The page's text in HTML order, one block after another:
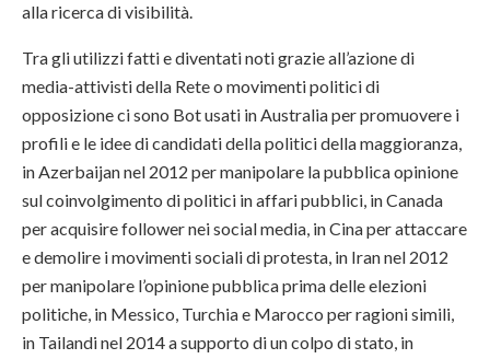
alla ricerca di visibilità.
Tra gli utilizzi fatti e diventati noti grazie all’azione di
media-attivisti della Rete o movimenti politici di
opposizione ci sono Bot usati in Australia per promuovere i
profili e le idee di candidati della politici della maggioranza,
in Azerbaijan nel 2012 per manipolare la pubblica opinione
sul coinvolgimento di politici in affari pubblici, in Canada
per acquisire follower nei social media, in Cina per attaccare
e demolire i movimenti sociali di protesta, in Iran nel 2012
per manipolare l’opinione pubblica prima delle elezioni
politiche, in Messico, Turchia e Marocco per ragioni simili,
in Tailandi nel 2014 a supporto di un colpo di stato, in